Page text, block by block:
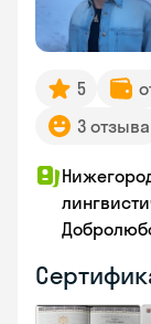
5
3 отзыва